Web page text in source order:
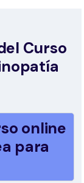
Curso
online
para